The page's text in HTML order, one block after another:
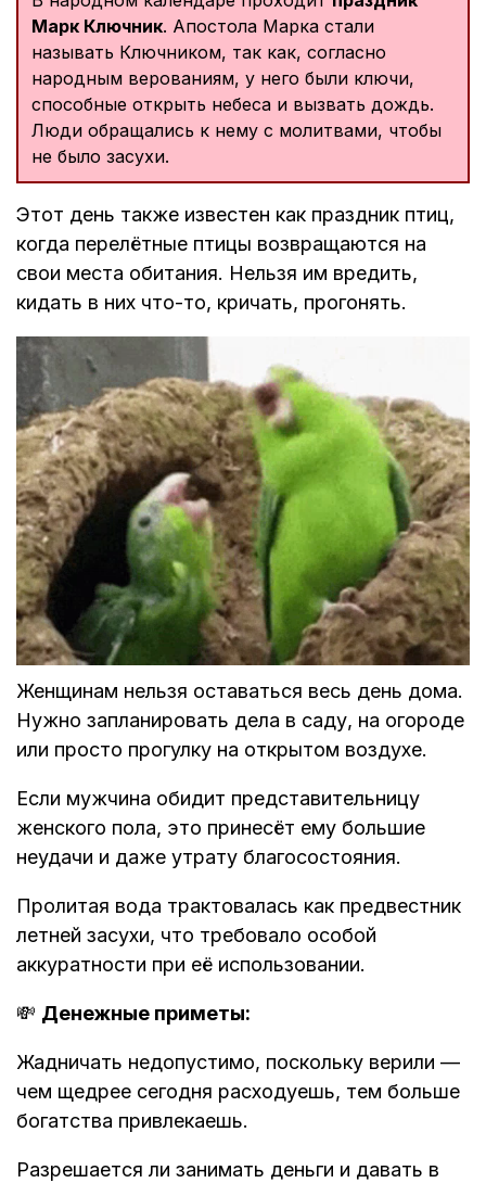
Марк Ключник. Апостола Марка стали
называть Ключником, так как, согласно
народным верованиям, у него были ключи,
способные открыть небеса и вызвать дождь.
Люди обращались к нему с молитвами, чтобы
не было засухи.
Этот день также известен как праздник птиц,
когда перелётные птицы возвращаются на
свои места обитания. Нельзя им вредить,
кидать в них что-то, кричать, прогонять.
Женщинам нельзя оставаться весь день дома.
Нужно запланировать дела в саду, на огороде
или просто прогулку на открытом воздухе.
Если мужчина обидит представительницу
женского пола, это принесёт ему большие
неудачи и даже утрату благосостояния.
Пролитая вода трактовалась как предвестник
летней засухи, что требовало особой
аккуратности при её использовании.
💸 Денежные приметы:
Жадничать недопустимо, поскольку верили —
чем щедрее сегодня расходуешь, тем больше
богатства привлекаешь.
Разрешается ли занимать деньги и давать в